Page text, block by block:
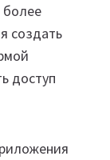
более
создать
доступ